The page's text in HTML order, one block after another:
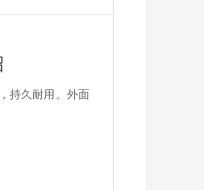
持久耐用。外面